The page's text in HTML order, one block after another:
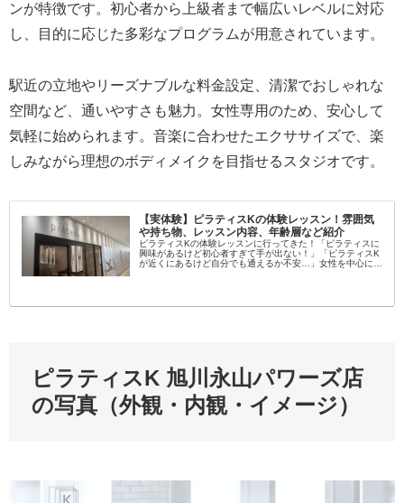
ンが特徴です。初心者から上級者まで幅広いレベルに対応
し、目的に応じた多彩なプログラムが用意されています。
駅近の立地やリーズナブルな料金設定、清潔でおしゃれな
空間など、通いやすさも魅力。女性専用のため、安心して
気軽に始められます。音楽に合わせたエクササイズで、楽
しみながら理想のボディメイクを目指せるスタジオです。
【実体験】ピラティスKの体験レッスン！雰囲気
や持ち物、レッスン内容、年齢層など紹介
ピラティスKの体験レッスンに行ってきた！「ピラティスに
興味があるけど初心者すぎて手が出ない！」「ピラティスK
が近くにあるけど自分でも通えるか不安…」女性を中心に大
ピラティスK 旭川永山パワーズ店
の写真（外観・内観・イメージ）